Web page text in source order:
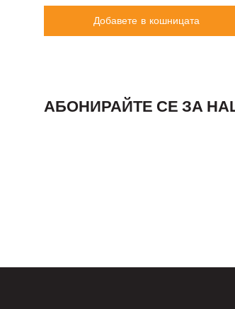
Добавете в кошницата
АБОНИРАЙТЕ СЕ ЗА